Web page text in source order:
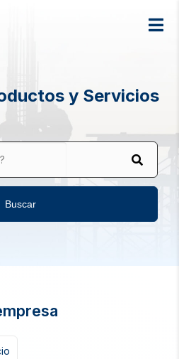
y Servicios
Buscar